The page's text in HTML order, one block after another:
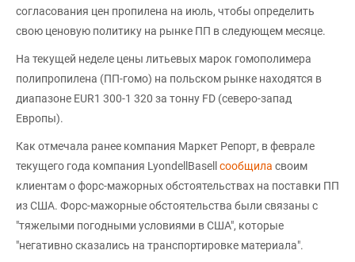
согласования цен пропилена на июль, чтобы определить
свою ценовую политику на рынке ПП в следующем месяце.
На текущей неделе цены литьевых марок гомополимера
полипропилена (ПП-гомо) на польском рынке находятся в
диапазоне EUR1 300-1 320 за тонну FD (северо-запад
Европы).
Как отмечала ранее компания Маркет Репорт, в феврале
текущего года компания LyondellBasell сообщила своим
клиентам о форс-мажорных обстоятельствах на поставки ПП
из США. Форс-мажорные обстоятельства были связаны с
"тяжелыми погодными условиями в США", которые
"негативно сказались на транспортировке материала".